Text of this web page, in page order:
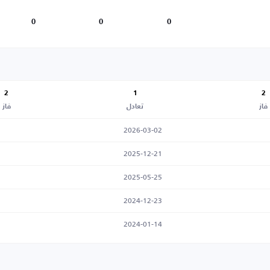
0
0
0
2
فاز
1
تعادل
2
فاز
2026-03-02
2025-12-21
2025-05-25
2024-12-23
2024-01-14